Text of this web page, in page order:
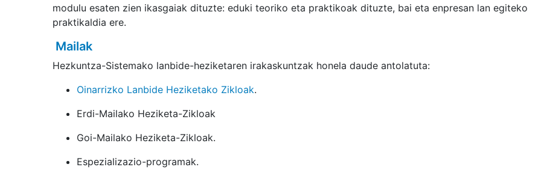
modulu esaten zien ikasgaiak dituzte: eduki teoriko eta praktikoak dituzte, bai eta enpresan lan egiteko
praktikaldia ere.
Mailak
Hezkuntza-Sistemako lanbide-heziketaren irakaskuntzak honela daude antolatuta:
Oinarrizko Lanbide Heziketako Zikloak.
Erdi-Mailako Heziketa-Zikloak
Goi-Mailako Heziketa-Zikloak.
Espezializazio-programak.